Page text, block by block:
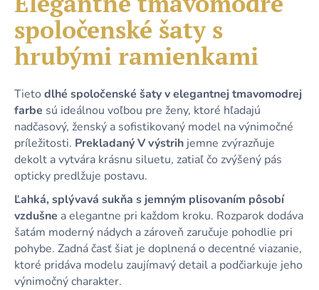
je
z
5
hviezdičiek.
spoločenské šaty s
hrubými ramienkami
Tieto dlhé spoločenské šaty v elegantnej tmavomodrej
farbe sú ideálnou voľbou pre ženy, ktoré hľadajú
nadčasový, ženský a sofistikovaný model na výnimočné
príležitosti. Prekladaný V výstrih jemne zvýrazňuje
dekolt a vytvára krásnu siluetu, zatiaľ čo zvýšený pás
opticky predlžuje postavu.
Ľahká, splývavá sukňa s jemným plisovaním pôsobí
vzdušne a elegantne pri každom kroku. Rozparok dodáva
šatám moderný nádych a zároveň zaručuje pohodlie pri
pohybe. Zadná časť šiat je doplnená o decentné viazanie,
ktoré pridáva modelu zaujímavý detail a podčiarkuje jeho
výnimočný charakter.
a
m
e
KRÁTKE
TYRKYSOVÉ
METALICKÉ
ŠATY
S
ODHALENÝM
CHRBTOM
A
79,90
€